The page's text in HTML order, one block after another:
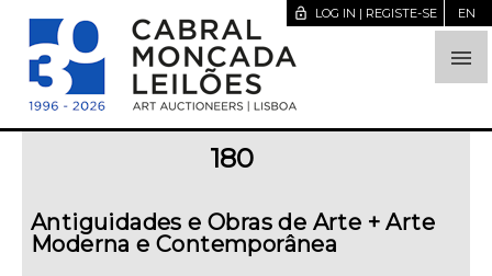

lock_open LOG IN | REGISTE-SE EN
180
Antiguidades e Obras de Arte + Arte
Moderna e Contemporânea